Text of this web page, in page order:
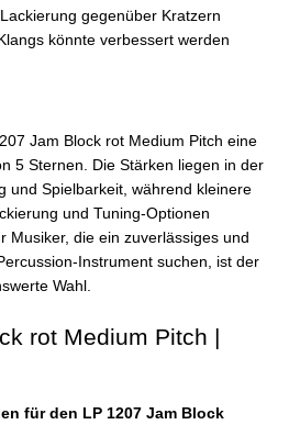
gegenüber Kratzern
könnte verbessert werden
Jam Block rot Medium Pitch eine
5 Sternen. Die Stärken liegen in der
und Spielbarkeit, während kleinere
und Tuning-Optionen
Musiker, die ein zuverlässiges und
Instrument suchen, ist der
Wahl.
rot Medium Pitch |
für den LP 1207 Jam Block